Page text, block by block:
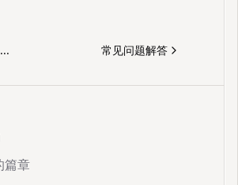
常见问题解答
篇章